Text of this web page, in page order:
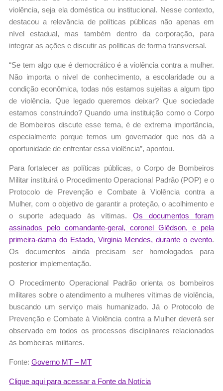
violência, seja ela doméstica ou institucional. Nesse contexto,
destacou a relevância de políticas públicas não apenas em
nível estadual, mas também dentro da corporação, para
integrar as ações e discutir as políticas de forma transversal.
“Se tem algo que é democrático é a violência contra a mulher.
Não importa o nível de conhecimento, a escolaridade ou a
condição econômica, todas nós estamos sujeitas a algum tipo
de violência. Que legado queremos deixar? Que sociedade
estamos construindo? Quando uma instituição como o Corpo
de Bombeiros discute esse tema, é de extrema importância,
especialmente porque temos um governador que nos dá a
oportunidade de enfrentar essa violência”, apontou.
Para fortalecer as políticas públicas, o Corpo de Bombeiros
Militar instituirá o Procedimento Operacional Padrão (POP) e o
Protocolo de Prevenção e Combate à Violência contra a
Mulher, com o objetivo de garantir a proteção, o acolhimento e
o suporte adequado às vítimas. Os documentos foram
assinados pelo comandante-geral, coronel Glêdson, e pela
primeira-dama do Estado, Virginia Mendes, durante o evento.
Os documentos ainda precisam ser homologados para
posterior implementação.
O Procedimento Operacional Padrão orienta os bombeiros
militares sobre o atendimento a mulheres vítimas de violência,
buscando um serviço mais humanizado. Já o Protocolo de
Prevenção e Combate à Violência contra a Mulher deverá ser
observado em todos os processos disciplinares relacionados
às bombeiras militares.
Fonte: Governo MT – MT
Clique aqui para acessar a Fonte da Notícia